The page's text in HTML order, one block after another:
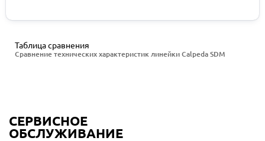
Сравнение технических характеристик линейки Calpeda SDM
Таблица сравнения
СЕРВИСНОЕ
ОБСЛУЖИВАНИЕ